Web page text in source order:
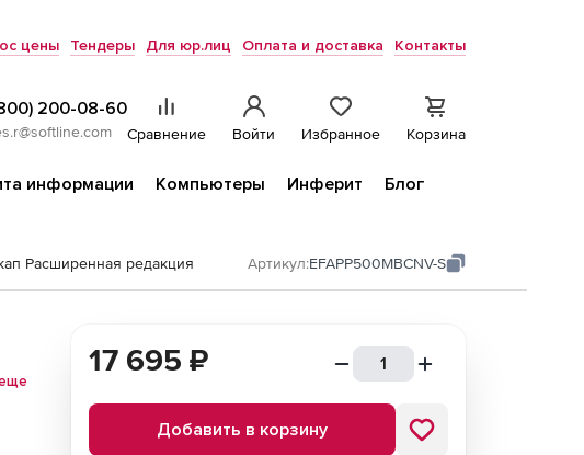
цены Тендеры Для юр.лиц Оплата и доставка Контакты
200-08-60
Сравнение Войти Избранное Корзина
информации Компьютеры Инферит
Блог
Расширенная редакция Артикул:EFAPP500MBCNV-S
17 695 ₽
Добавить в корзину